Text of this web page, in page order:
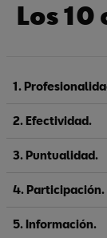
Los 10
1.
2. Efectividad.
3. Puntualidad.
4. Participación.
5. Información.